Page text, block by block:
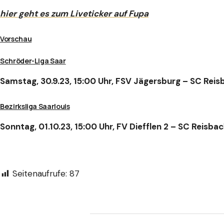
hier geht es zum Liveticker auf Fupa
Vorschau
Schröder-Liga Saar
Samstag, 30.9.23, 15:00 Uhr, FSV Jägersburg – SC
Bezirksliga Saarlouis
Sonntag, 01.10.23, 15:00 Uhr, FV Diefflen 2 – SC
Seitenaufrufe: 87